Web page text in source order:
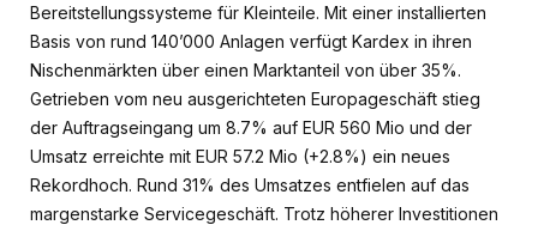
Bereitstellungssysteme für Kleinteile. Mit einer installierten
Basis von rund 140’000 Anlagen verfügt Kardex in ihren
Nischenmärkten über einen Marktanteil von über 35%.
Getrieben vom neu ausgerichteten Europageschäft stieg
der Auftragseingang um 8.7% auf EUR 560 Mio und der
Umsatz erreichte mit EUR 57.2 Mio (+2.8%) ein neues
Rekordhoch. Rund 31% des Umsatzes entfielen auf das
margenstarke Servicegeschäft. Trotz höherer Investitionen